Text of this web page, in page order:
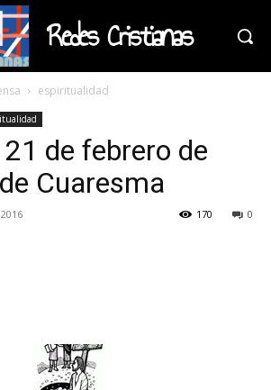
Redes Cristianas
espiritualidad
de febrero de
Cuaresma
0
170